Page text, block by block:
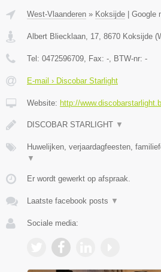
West-Vlaanderen » Koksijde Google
Albert Bliecklaan, 17, 8670 Koksijde (
Tel: 0472596709, Fax: -, BTW-nr: -
E-mail › Discobar Starlight
Website: http://
DISCOBAR STARLIGHT ▼
Huwelijken, verjaardagfeesten,
▼
Er wordt gewerkt op afspraak.
Laatste facebook posts ▼
Sociale media: